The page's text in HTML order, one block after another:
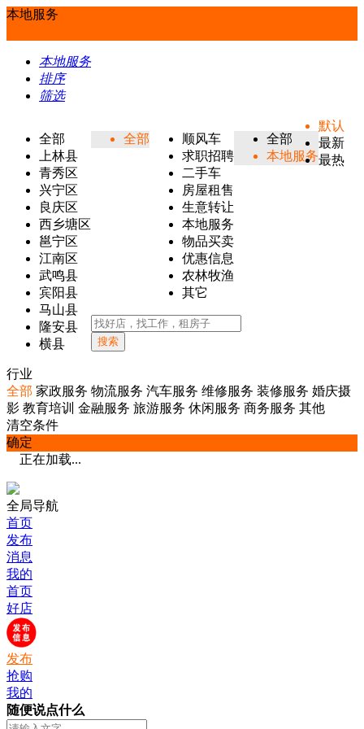
本地服务
本地服务
排序
筛选
全部
上林县
青秀区
兴宁区
良庆区
西乡塘区
邕宁区
江南区
武鸣县
宾阳县
马山县
隆安县
横县
全部
顺风车
求职招聘
二手车
房屋租售
生意转让
本地服务
物品买卖
优惠信息
农林牧渔
其它
全部
本地服务
默认
最新
最热
行业
全部 家政服务 物流服务 汽车服务 维修服务 装修服务 婚庆摄
影 教育培训 金融服务 旅游服务 休闲服务 商务服务 其他
清空条件
确定
搜索
正在加载...
全局导航
首页
发布
消息
我的
首页
好店
发布
抢购
我的
随便说点什么